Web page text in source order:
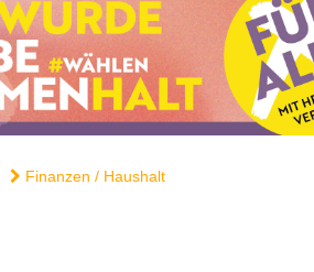
Finanzen / Haushalt